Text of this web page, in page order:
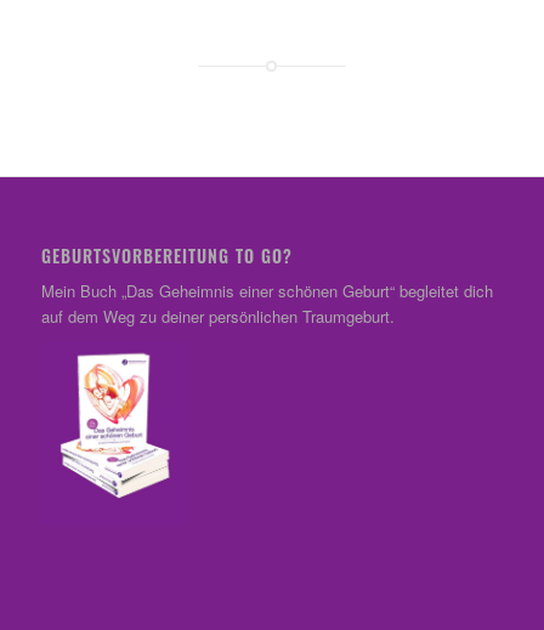
GEBURTSVORBEREITUNG TO GO?
Mein Buch „Das Geheimnis einer schönen Geburt“ begleitet dich
auf dem Weg zu deiner persönlichen Traumgeburt.